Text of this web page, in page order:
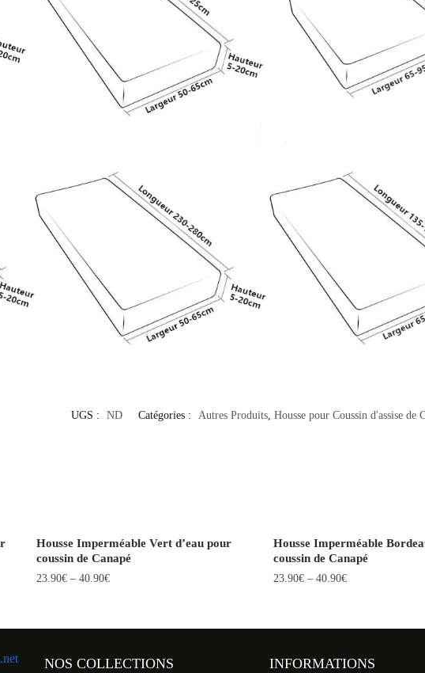
UGS : ND Catégories : Autres Produits, Housse pour Coussin d'assise de
Housse Imperméable Vert d’eau pour
coussin de Canapé
23.90€ – 40.90€
Housse Imperméable
coussin de Canapé
23.90€– 40.90€
NOS COLLECTIONS INFORMATIONS